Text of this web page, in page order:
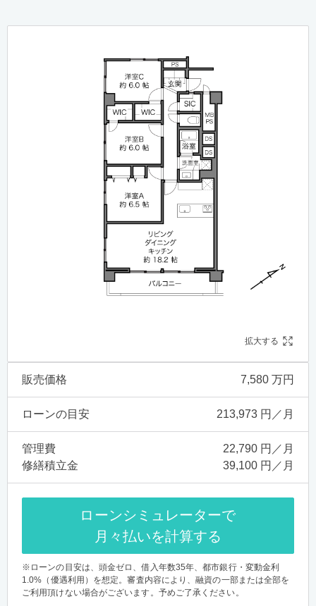
拡大する
販売価格 7,580 万円
ローンの目安 213,973 円／月
管理費
22,790 円／月
修繕積立金
39,100 円／月
ローンシミュレーターで
月々払いを計算する
※ローンの目安は、頭金ゼロ、借入年数35年、都市銀行・変動金利
1.0%（優遇利用）を想定。審査内容により、融資の一部または全部を
ご利用頂けない場合がございます。予めご了承ください。